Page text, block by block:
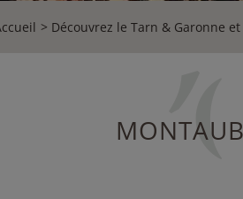
Découvrez le Tarn & Garonne